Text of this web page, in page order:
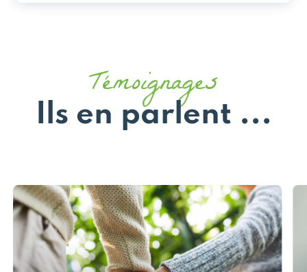
Témoignages
Ils en parlent ...